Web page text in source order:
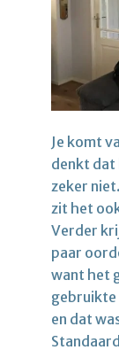
Je komt
denkt dat
zeker
zit het
Verder
paar
want het
gebruikte
en dat